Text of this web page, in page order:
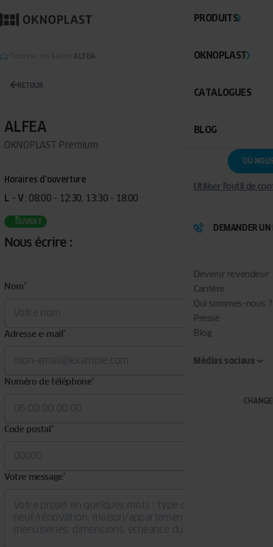
PRODUITS
OKNOPLAST
CATALOGUES
BLOG
OÙ
Utiliser l'outil de
DEMANDER UN
Devenir revendeur
Carrière
Qui sommes-nous ?
Presse
Blog
Médias sociaux
ALFEA
RETOUR
ALFEA
OKNOPLAST Premium
Horaires d'ouverture
L - V: 08:00 - 12:30, 13:30 - 18:00
OUVERT
Nous écrire :
Nom*
Adresse e-mail*
Numéro de téléphone*
Code postal*
Votre message*